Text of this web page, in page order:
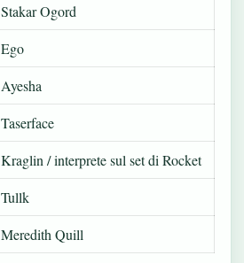
Stakar Ogord
Ego
Ayesha
Taserface
Kraglin / interprete sul set di Rocket
Tullk
Meredith Quill